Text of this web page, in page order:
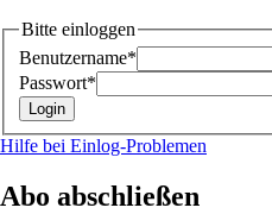
Bitte einloggen
Benutzername*
Passwort*
Hilfe bei Einlog-Problemen
Abo abschließen